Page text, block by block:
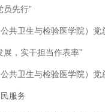
员先行”
共卫生与检验医学院）
展，实干担当作表率”
共卫生与检验医学院）
服务